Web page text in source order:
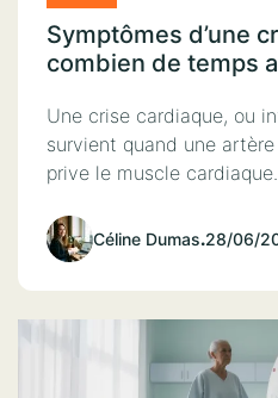
Symptômes d’une
combien de temps
Une crise cardiaque, ou
survient quand une
prive le muscle cardiaque…
Céline Dumas.28/06/